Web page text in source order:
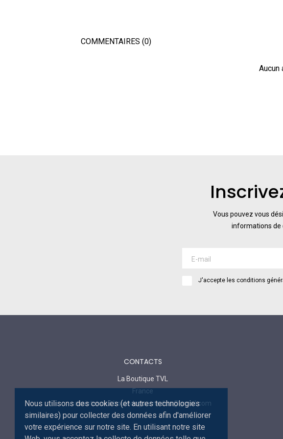
Nous utilisons des cookies (et autres technologies
similaires) pour collecter des données afin d'améliorer
votre expérience sur notre site. En utilisant notre site
COMMENTAIRES (0)
Aucun
Vous pouvez vous
informations de
J'accepte les conditions
CONTACTS
La Boutique TVL
France
assistance2.bouledoguemedias@gmail.com